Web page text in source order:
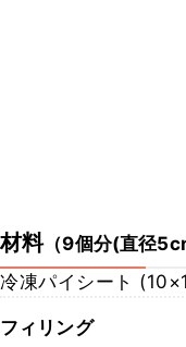
材料（9個分(直径
冷凍パイシート
フィリング